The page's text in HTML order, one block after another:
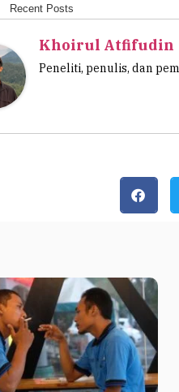
Recent Posts
Khoirul Atfifudin
Peneliti, penulis, dan